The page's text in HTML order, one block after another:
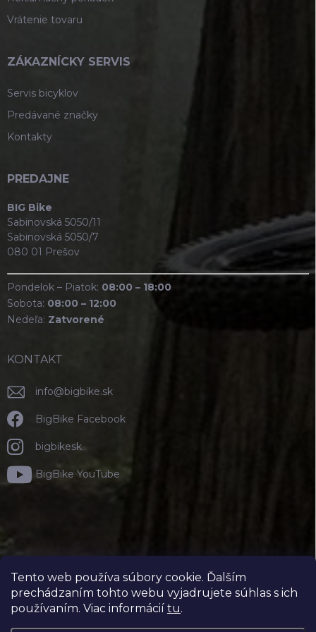
Tento web používa súbory cookie. Ďalším
prechádzaním tohto webu vyjadrujete súhlas s ich
používaním. Viac informácií tu.
Vrátenie tovaru
ZÁKAZNÍCKY SERVIS
Servis bicyklov
Predávané značky
Kontakty
PREDAJNE
BIG Bike
Sabinovská 5050/11
Sabinovská 5050/7
080 01 Prešov
Pondelok – Piatok: 08:00 – 18:00
Sobota: 08:00 – 12:00
Nedeľa: Zatvorené
KONTAKT
info@bigbike.sk
BigBike Facebook
bigbikesk
BigBike YouTube